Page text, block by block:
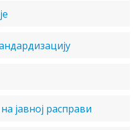
јавној расправи